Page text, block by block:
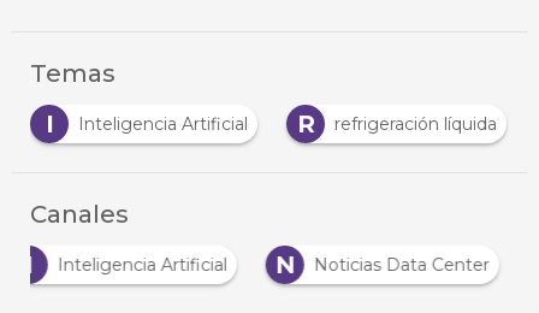
Temas
Inteligencia Artificial R refrigeración líquida
Canales
I
Inteligencia Artificial N Noticias Data Center